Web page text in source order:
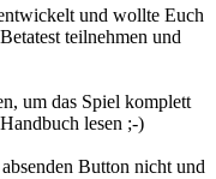
und wollte Euch
teilnehmen und
um das Spiel komplett
lesen ;-)
Button nicht und